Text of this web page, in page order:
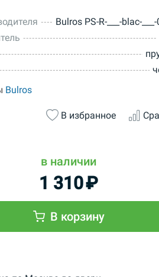
Bulros PS-R-___-blac-
Bulros
В избранное
в наличии
1 310₽
В корзину